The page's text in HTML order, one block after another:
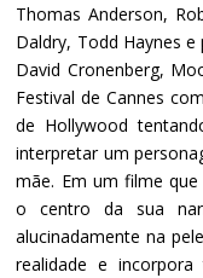
Thomas Anderson,
Daldry, Todd Haynes e
David Cronenberg,
Festival de Cannes
de Hollywood
interpretar um
mãe. Em um filme
o centro da sua
alucinadamente na
realidade e